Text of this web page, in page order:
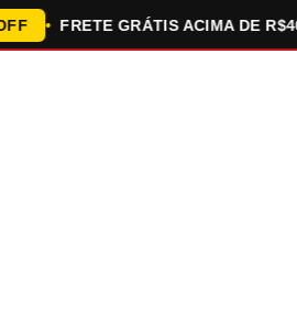
FRETE GRÁTIS ACIMA DE R$400